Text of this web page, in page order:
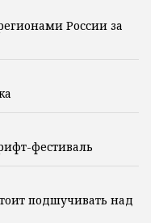
России за
фестиваль
подшучивать над